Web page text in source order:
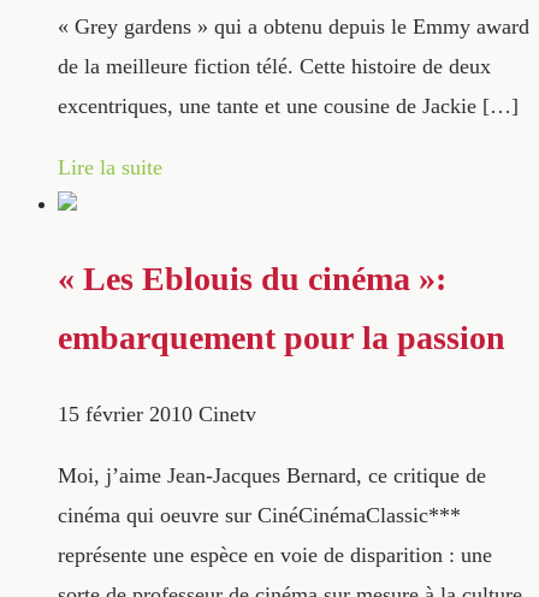
« Grey gardens » qui a obtenu depuis le Emmy award
de la meilleure fiction télé. Cette histoire de deux
excentriques, une tante et une cousine de Jackie […]
Lire la suite
« Les Eblouis du cinéma »:
embarquement pour la passion
15 février 2010 Cinetv
Moi, j’aime Jean-Jacques Bernard, ce critique de
cinéma qui oeuvre sur CinéCinémaClassic***
représente une espèce en voie de disparition : une